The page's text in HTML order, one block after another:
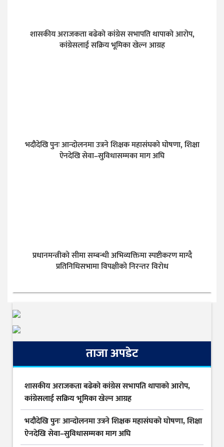
शासकीय अराजकता बढेको कांग्रेस सभापति थापाको आरोप,
कांग्रेसलाई सक्रिय भूमिका खेल्न आग्रह
भदौदेखि पुनः आन्दोलनमा उत्रने शिक्षक महासंघको घोषणा, शिक्षा
ऐनदेखि सेवा–सुविधासम्मका माग अघि
प्रधानमन्त्रीको सीमा सम्बन्धी अभिव्यक्तिमा स्पष्टीकरण माग्दै
प्रतिनिधिसभामा विपक्षीको निरन्तर विरोध
ताजा अपडेट
शासकीय अराजकता बढेको कांग्रेस सभापति थापाको आरोप,
कांग्रेसलाई सक्रिय भूमिका खेल्न आग्रह
भदौदेखि पुनः आन्दोलनमा उत्रने शिक्षक महासंघको घोषणा, शिक्षा
ऐनदेखि सेवा–सुविधासम्मका माग अघि